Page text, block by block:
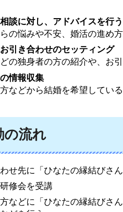
談に対し、アドバイスを行
の悩みや不安、婚活の進め
引き合わせのセッティング
の独身者の方の紹介や、お
情報収集
などから結婚を希望してい
の流れ
せ先に「ひなたの縁結びさ
修会を受講
などに「ひなたの縁結びさ